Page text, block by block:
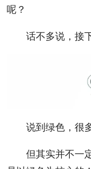
呢？
话不多说，接
说到绿色，很
但其实并不一